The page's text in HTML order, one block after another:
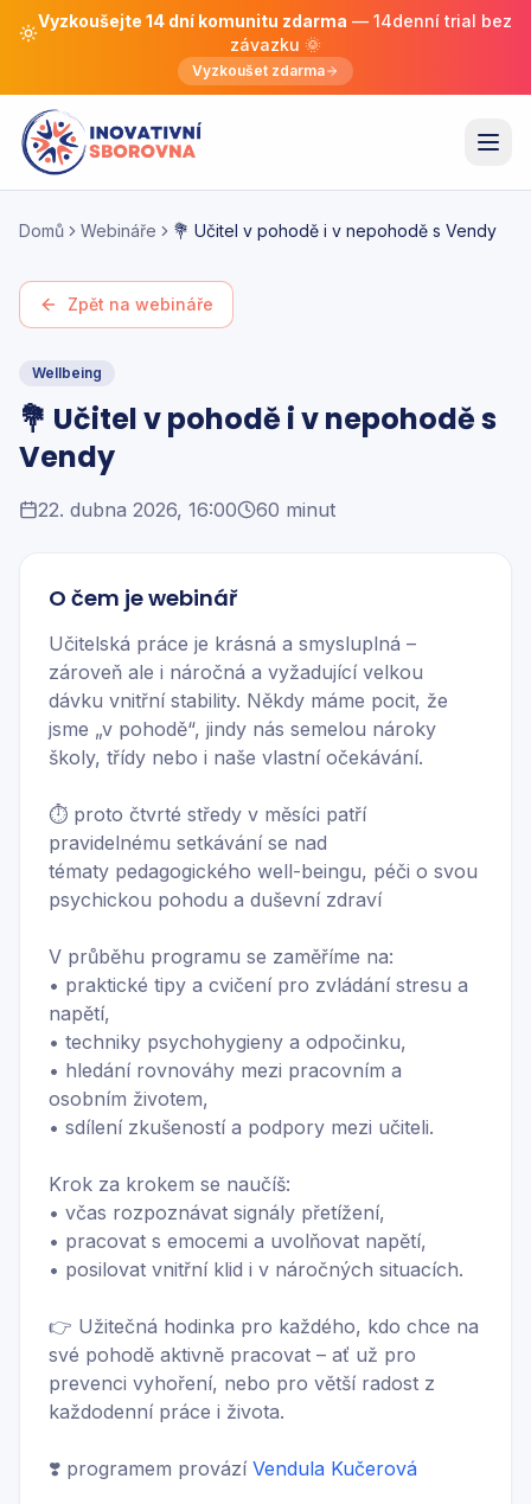
Vyzkoušejte 14 dní komunitu zdarma — 14denní trial bez
závazku 🌞
Vyzkoušet zdarma
Domů Webináře 💐 Učitel v pohodě i v nepohodě s Vendy
Zpět na webináře
Wellbeing
💐 Učitel v pohodě i v nepohodě s
Vendy
22. dubna 2026, 16:00 60 minut
O čem je webinář
Učitelská práce je krásná a smysluplná –
zároveň ale i náročná a vyžadující velkou
dávku vnitřní stability. Někdy máme pocit, že
jsme „v pohodě“, jindy nás semelou nároky
školy, třídy nebo i naše vlastní očekávání.
⏱️ proto čtvrté středy v měsíci patří
pravidelnému setkávání se nad
tématy pedagogického well-beingu, péči o svou
psychickou pohodu a duševní zdraví
V průběhu programu se zaměříme na:
• praktické tipy a cvičení pro zvládání stresu a
napětí,
• techniky psychohygieny a odpočinku,
• hledání rovnováhy mezi pracovním a
osobním životem,
• sdílení zkušeností a podpory mezi učiteli.
Krok za krokem se naučíš:
• včas rozpoznávat signály přetížení,
• pracovat s emocemi a uvolňovat napětí,
• posilovat vnitřní klid i v náročných situacích.
👉 Užitečná hodinka pro každého, kdo chce na
své pohodě aktivně pracovat – ať už pro
prevenci vyhoření, nebo pro větší radost z
každodenní práce i života.
❣️ programem provází Vendula Kučerová